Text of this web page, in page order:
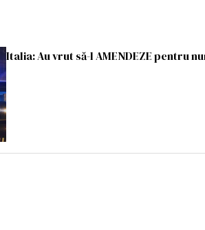
Italia: Au vrut să-l AMENDEZE pentru